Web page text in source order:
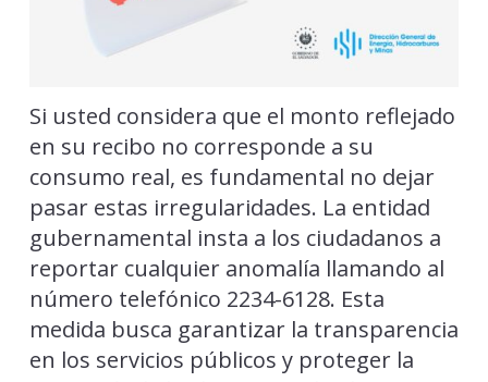
Si usted considera que el monto reflejado
en su recibo no corresponde a su
consumo real, es fundamental no dejar
pasar estas irregularidades. La entidad
gubernamental insta a los ciudadanos a
reportar cualquier anomalía llamando al
número telefónico 2234-6128. Esta
medida busca garantizar la transparencia
en los servicios públicos y proteger la